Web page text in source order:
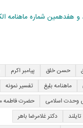
شماره ماهنامه
حسن خلق پیامبر اکرم
ماهنامه بلیغ تفسیر نمونه
وحدت اسلامی
حضرت فاطمه
تایلند
دکتر غلامرضا باهر